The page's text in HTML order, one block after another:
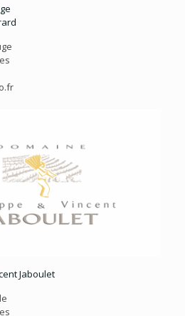
Jaboulet